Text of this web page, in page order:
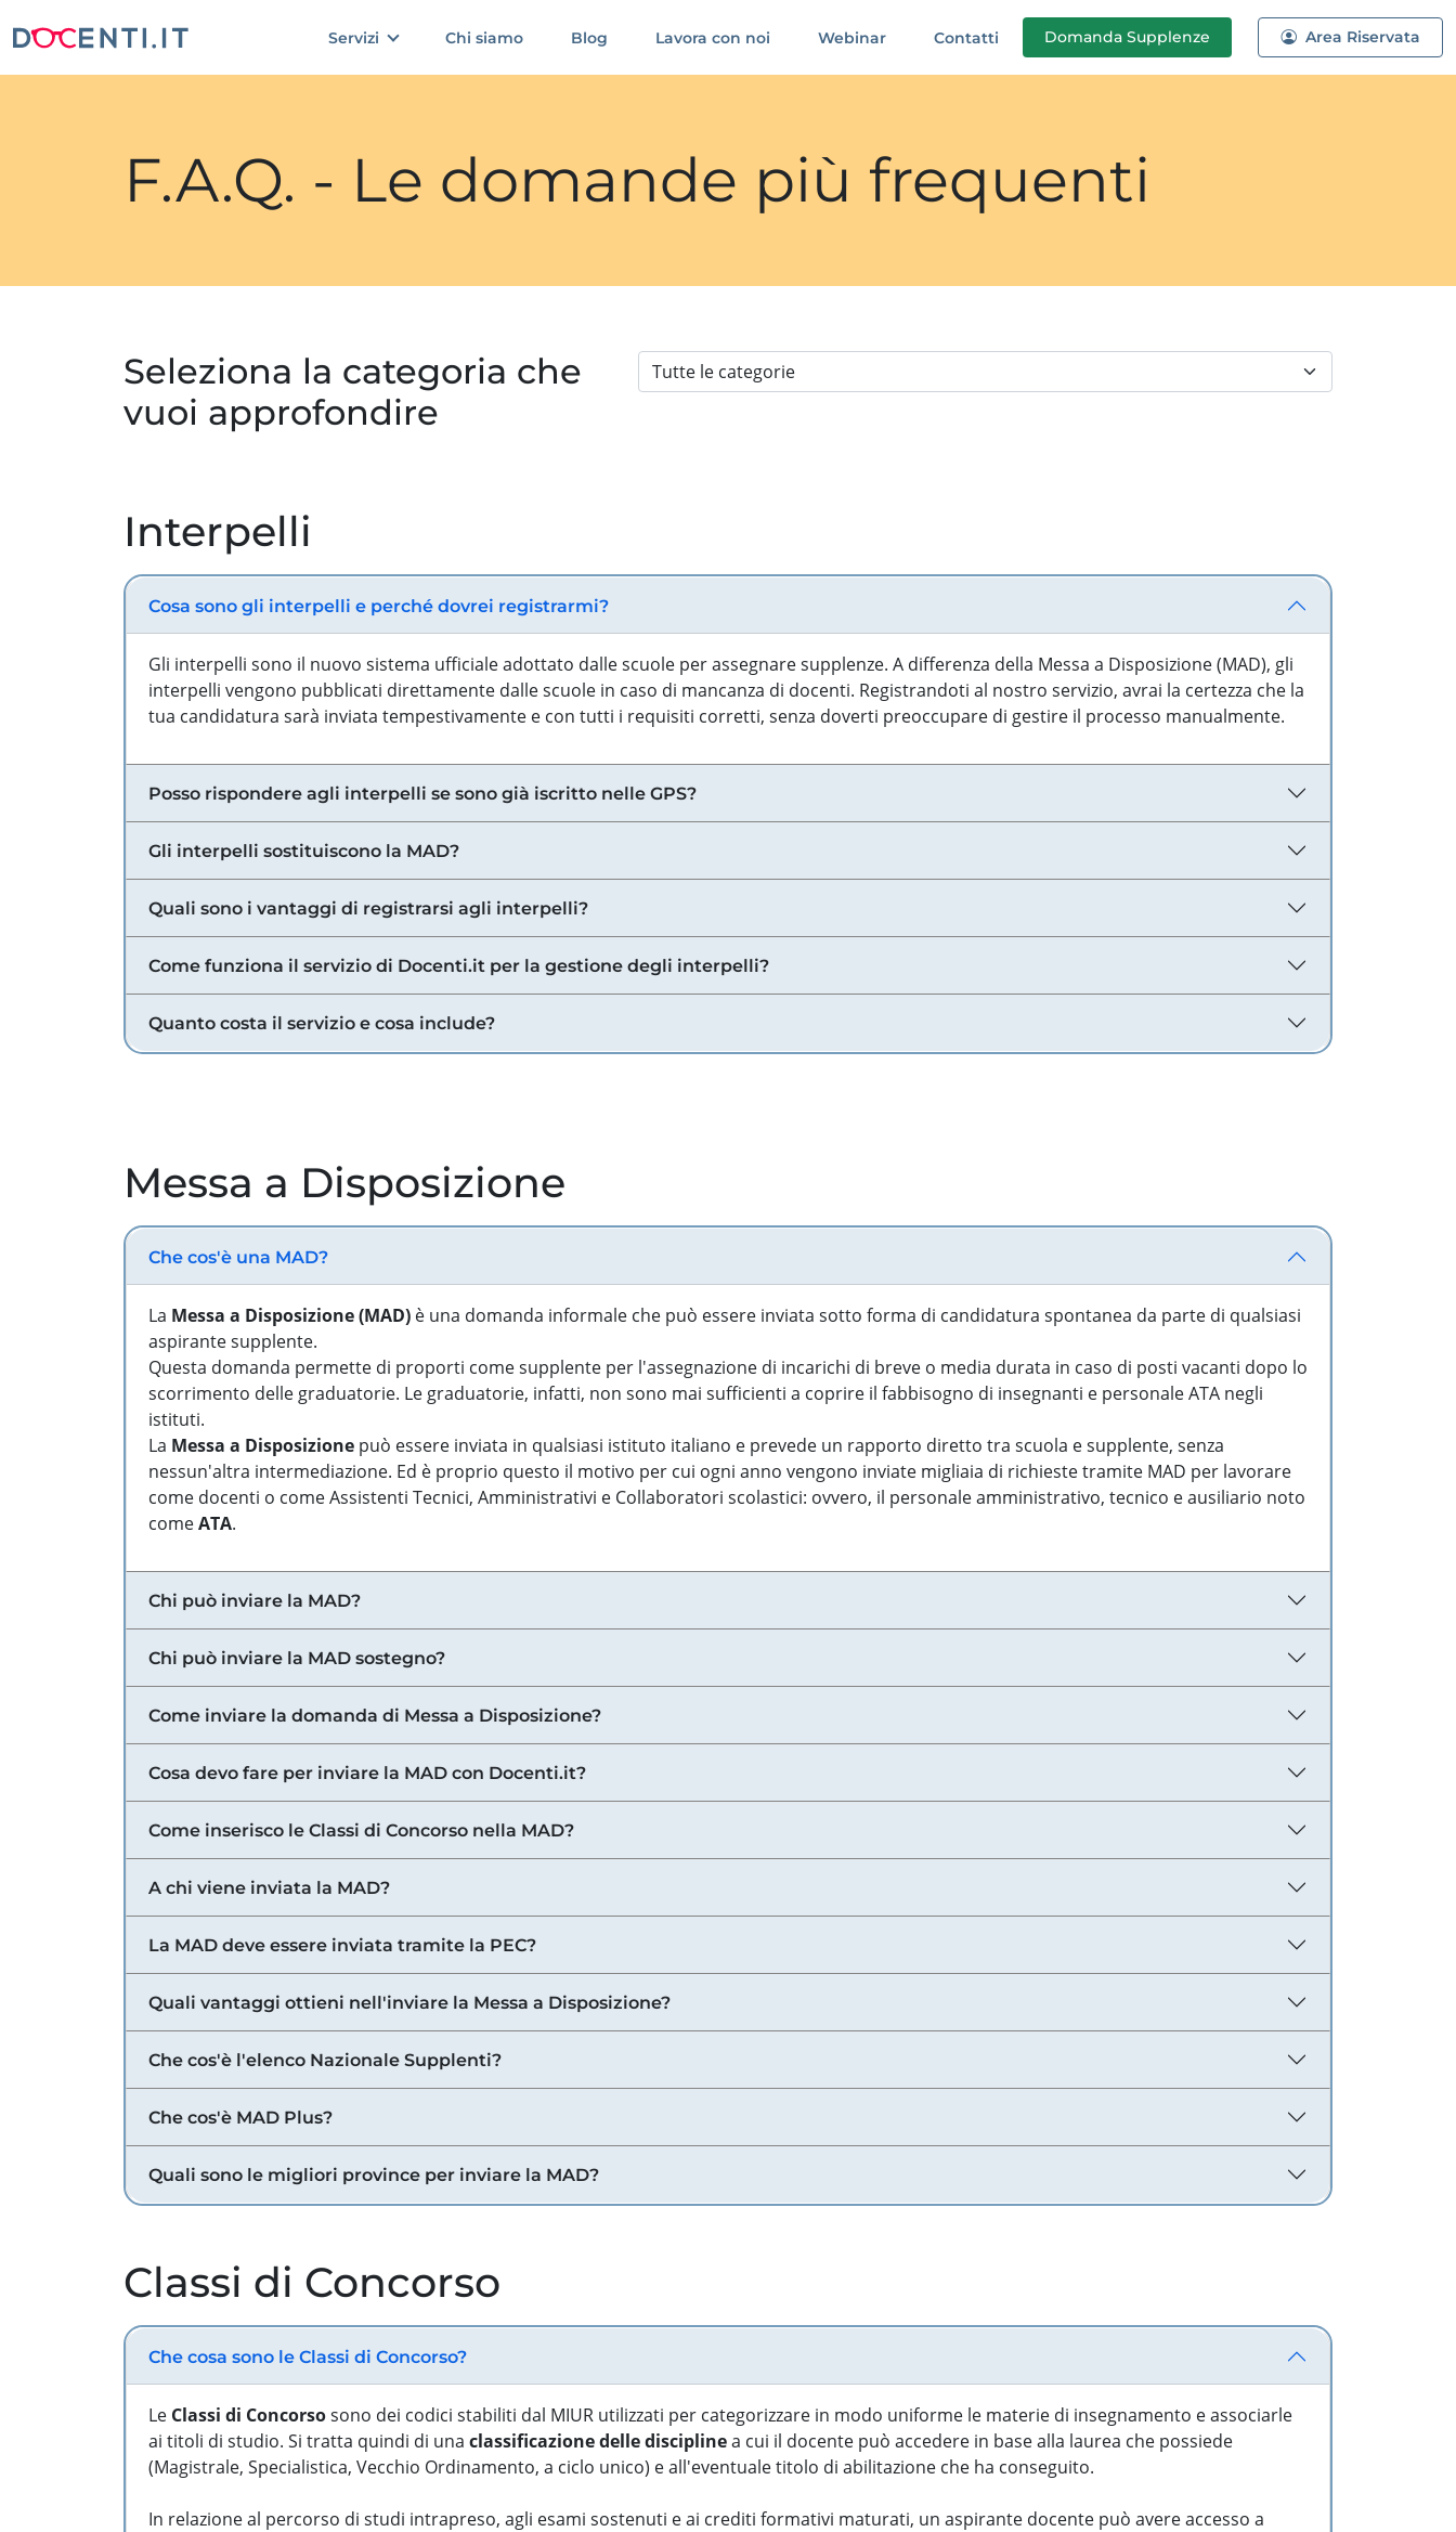
Servizi Chi siamo Blog Lavora con noi Webinar Contatti Domanda Supplenze Area Riservata
F.A.Q. - Le domande più frequenti
Seleziona la categoria che
vuoi approfondire
Interpelli
Cosa sono gli interpelli e perché dovrei registrarmi?
Gli interpelli sono il nuovo sistema ufficiale adottato dalle scuole per assegnare supplenze. A differenza della Messa a Disposizione (MAD), gli
interpelli vengono pubblicati direttamente dalle scuole in caso di mancanza di docenti. Registrandoti al nostro servizio, avrai la certezza che la
tua candidatura sarà inviata tempestivamente e con tutti i requisiti corretti, senza doverti preoccupare di gestire il processo manualmente.
Posso rispondere agli interpelli se sono già iscritto nelle GPS?
Gli interpelli sostituiscono la MAD?
Quali sono i vantaggi di registrarsi agli interpelli?
Come funziona il servizio di Docenti.it per la gestione degli interpelli?
Quanto costa il servizio e cosa include?
Messa a Disposizione
Che cos'è una MAD?
La Messa a Disposizione (MAD) è una domanda informale che può essere inviata sotto forma di candidatura spontanea da parte di qualsiasi
aspirante supplente.
Questa domanda permette di proporti come supplente per l'assegnazione di incarichi di breve o media durata in caso di posti vacanti dopo lo
scorrimento delle graduatorie. Le graduatorie, infatti, non sono mai sufficienti a coprire il fabbisogno di insegnanti e personale ATA negli
istituti.
La Messa a Disposizione può essere inviata in qualsiasi istituto italiano e prevede un rapporto diretto tra scuola e supplente, senza
nessun'altra intermediazione. Ed è proprio questo il motivo per cui ogni anno vengono inviate migliaia di richieste tramite MAD per lavorare
come docenti o come Assistenti Tecnici, Amministrativi e Collaboratori scolastici: ovvero, il personale amministrativo, tecnico e ausiliario noto
comeATA.
Chi può inviare la MAD?
Chi può inviare la MAD sostegno?
Come inviare la domanda di Messa a Disposizione?
Cosa devo fare per inviare la MAD con Docenti.it?
Come inserisco le Classi di Concorso nella MAD?
A chi viene inviata la MAD?
La MAD deve essere inviata tramite la PEC?
Quali vantaggi ottieni nell'inviare la Messa a Disposizione?
Che cos'è l'elenco Nazionale Supplenti?
Che cos'è MAD Plus?
Quali sono le migliori province per inviare la MAD?
Classi di Concorso
Che cosa sono le Classi di Concorso?
Le Classi di Concorsosono dei codici stabiliti dal MIUR utilizzati per categorizzare in modo uniforme le materie di insegnamento e associarle
ai titoli di studio. Si tratta quindi di una classificazione delle disciplinea cui il docente può accedere in base alla laurea che possiede
(Magistrale, Specialistica, Vecchio Ordinamento, a ciclo unico) e all'eventuale titolo di abilitazione che ha conseguito.
In relazione al percorso di studi intrapreso, agli esami sostenuti e ai crediti formativi maturati, un aspirante docente può avere accesso a